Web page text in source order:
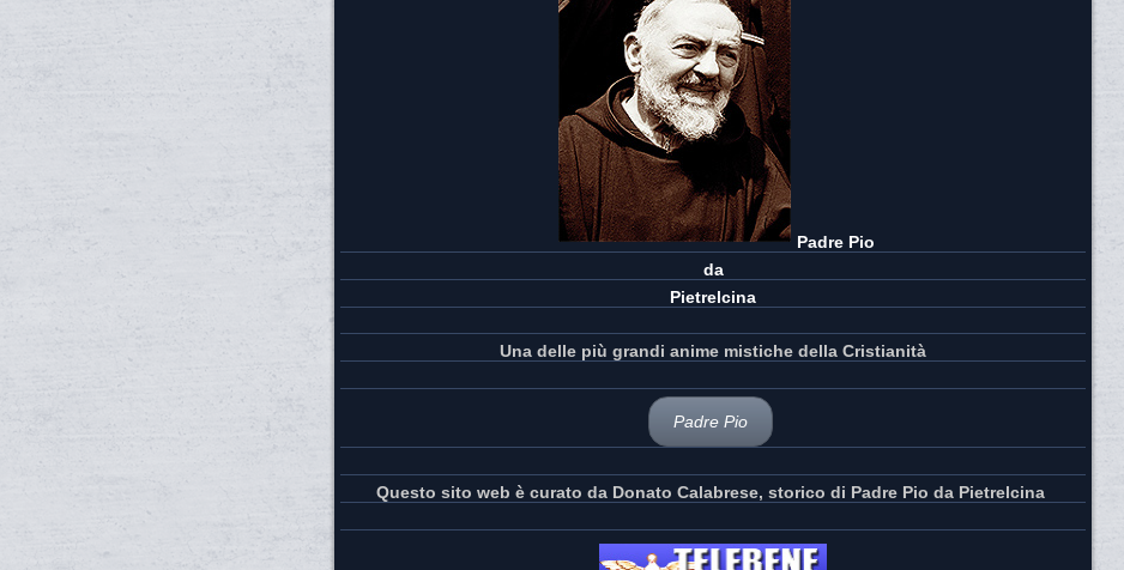
Padre Pio
da
Pietrelcina
Una delle più grandi anime mistiche della Cristianità
Padre Pio
Questo sito web è curato da Donato Calabrese, storico di Padre Pio da Pietrelcina